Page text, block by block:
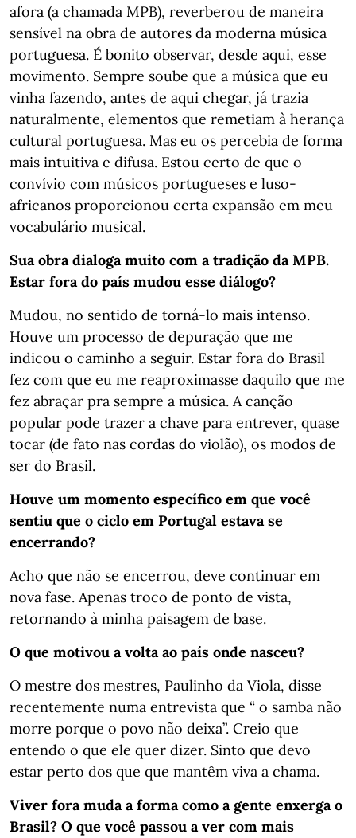
afora (a chamada MPB), reverberou de maneira
sensível na obra de autores da moderna música
portuguesa. É bonito observar, desde aqui, esse
movimento. Sempre soube que a música que eu
vinha fazendo, antes de aqui chegar, já trazia
naturalmente, elementos que remetiam à herança
cultural portuguesa. Mas eu os percebia de forma
mais intuitiva e difusa. Estou certo de que o
convívio com músicos portugueses e luso-
africanos proporcionou certa expansão em meu
vocabulário musical.
Sua obra dialoga muito com a tradição da MPB.
Estar fora do país mudou esse diálogo?
Mudou, no sentido de torná-lo mais intenso.
Houve um processo de depuração que me
indicou o caminho a seguir. Estar fora do Brasil
fez com que eu me reaproximasse daquilo que me
fez abraçar pra sempre a música. A canção
popular pode trazer a chave para entrever, quase
tocar (de fato nas cordas do violão), os modos de
ser do Brasil.
Houve um momento específico em que você
sentiu que o ciclo em Portugal estava se
encerrando?
Acho que não se encerrou, deve continuar em
nova fase. Apenas troco de ponto de vista,
retornando à minha paisagem de base.
O que motivou a volta ao país onde nasceu?
O mestre dos mestres, Paulinho da Viola, disse
recentemente numa entrevista que “ o samba não
morre porque o povo não deixa”. Creio que
entendo o que ele quer dizer. Sinto que devo
estar perto dos que que mantêm viva a chama.
Viver fora muda a forma como a gente enxerga o
Brasil? O que você passou a ver com mais